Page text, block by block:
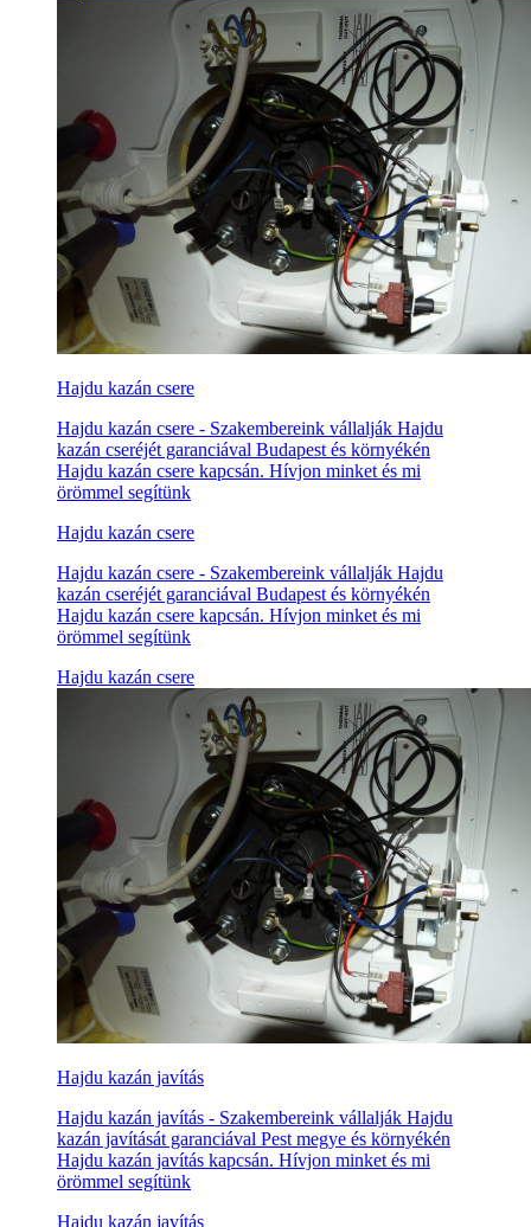
Hajdu kazán csere
Hajdu kazán csere - Szakembereink vállalják Hajdu
kazán cseréjét garanciával Budapest és környékén
Hajdu kazán csere kapcsán. Hívjon minket és mi
örömmel segítünk
Hajdu kazán csere
Hajdu kazán csere - Szakembereink vállalják Hajdu
kazán cseréjét garanciával Budapest és környékén
Hajdu kazán csere kapcsán. Hívjon minket és mi
örömmel segítünk
Hajdu kazán csere
Hajdu kazán javítás
Hajdu kazán javítás - Szakembereink vállalják Hajdu
kazán javítását garanciával Pest megye és környékén
Hajdu kazán javítás kapcsán. Hívjon minket és mi
örömmel segítünk
Hajdu kazán javítás